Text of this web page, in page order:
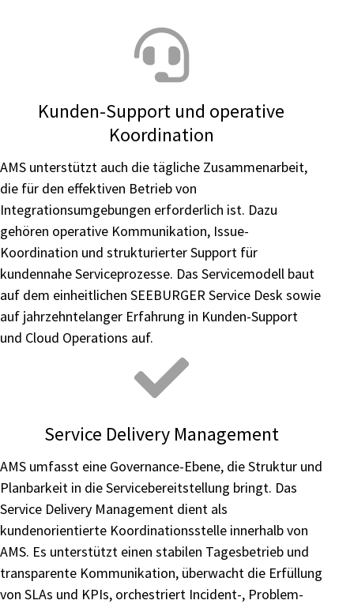
Kunden-Support und operative
Koordination
AMS unterstützt auch die tägliche Zusammenarbeit,
die für den effektiven Betrieb von
Integrationsumgebungen erforderlich ist. Dazu
gehören operative Kommunikation, Issue-
Koordination und strukturierter Support für
kundennahe Serviceprozesse. Das Servicemodell baut
auf dem einheitlichen SEEBURGER Service Desk sowie
auf jahrzehntelanger Erfahrung in Kunden-Support
und Cloud Operations auf.
Service Delivery Management
AMS umfasst eine Governance-Ebene, die Struktur und
Planbarkeit in die Servicebereitstellung bringt. Das
Service Delivery Management dient als
kundenorientierte Koordinationsstelle innerhalb von
AMS. Es unterstützt einen stabilen Tagesbetrieb und
transparente Kommunikation, überwacht die Erfüllung
von SLAs und KPIs, orchestriert Incident-, Problem-